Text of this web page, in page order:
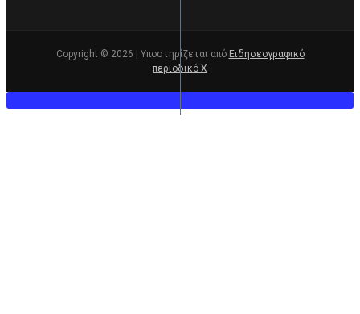
Copyright © 2026 | Υποστηρίζεται από Ειδησεογραφικό
περιοδικό Χ